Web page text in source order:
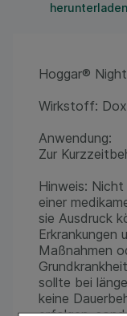
herunterladen
Hoggar®
Wirkstoff:
Anwendung:
Zur
Hinweis:
einer
sie Ausdruck
Erkrankungen
Maßnahmen
sollte bei
keine